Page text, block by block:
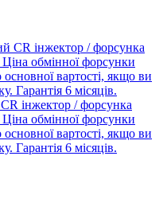
інжектор / форсунка
обмінної форсунки
вартості, якщо ви
Гарантія 6 місяців.